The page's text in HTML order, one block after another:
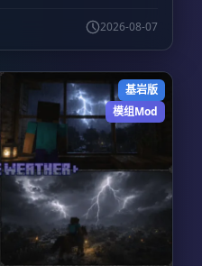
使用菜单物品。 -
式。 - `/duel:leaveteam`：
：离开当前 1v1 队
：查看所有可用
己是否正在排队。 -
- `/duel:challenge`：直
duel:challengeitem`：获
的物品。 - `/duel:team`：
团队比赛菜单。 -
。 **管理员命令
2026-08-07
基岩版
模组Mod